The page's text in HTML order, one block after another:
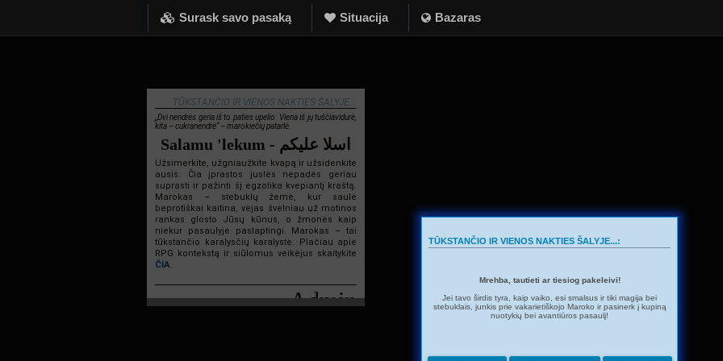
Surask savo pasaką Situacija Bazaras
TŪKSTANČIO IR VIENOS NAKTIES ŠALYJE...
„Dvi nendrės geria iš to paties upelio. Viena iš jų tuščiavidurė,
kita – cukranendrė“ – marokiečių patarlė.
Salamu 'lekum - اسلا عليكم
Užsimerkite, užgniaužkite kvapą ir užsidenkite
ausis. Čia įprastos juslės nepadės geriau
suprasti ir pažinti šį egzotika kvepiantį kraštą.
Marokas – stebuklų žemė, kur saulė
beprotiškai kaitina, vėjas švelniau už motinos
rankas glosto Jūsų kūnus, o žmonės kaip
niekur pasaulyje paslaptingi. Marokas – tai
tūkstančio karalysčių karalystė. Plačiau apie
RPG kontekstą ir siūlomus veikėjus skaitykite
ČIA.
Admin
TŪKSTANČIO IR VIENOS NAKTIES ŠALYJE...:
Mrehba, tautieti ar tiesiog pakeleivi!
Jei tavo širdis tyra, kaip vaiko, esi smalsus ir tiki magija bei
stebuklais, junkis prie vakarietiškojo Maroko ir pasinerk į kupiną
nuotykių bei avantiūros pasaulį!